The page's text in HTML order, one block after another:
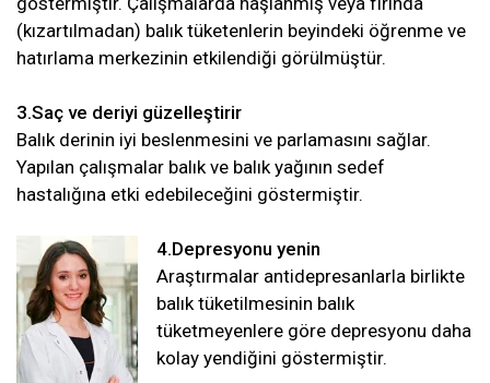
(kızartılmadan) balık tüketenlerin beyindeki öğrenme ve
hatırlama merkezinin etkilendiği görülmüştür.
3.Saç ve deriyi güzelleştirir
Balık derinin iyi beslenmesini ve parlamasını sağlar.
Yapılan çalışmalar balık ve balık yağının sedef
hastalığına etki edebileceğini göstermiştir.
4.Depresyonu yenin
Araştırmalar antidepresanlarla birlikte
balık tüketilmesinin balık
tüketmeyenlere göre depresyonu daha
kolay yendiğini göstermiştir.